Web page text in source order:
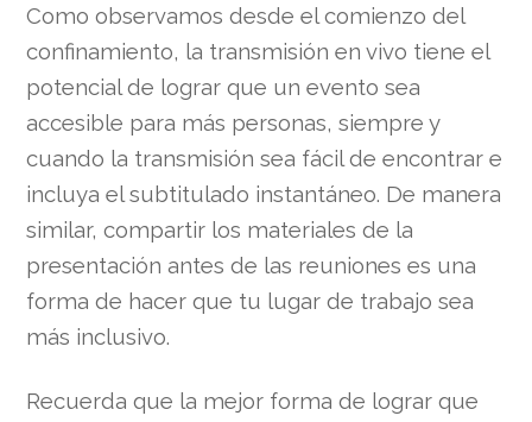
Como observamos desde el comienzo del
confinamiento, la transmisión en vivo tiene el
potencial de lograr que un evento sea
accesible para más personas, siempre y
cuando la transmisión sea fácil de encontrar e
incluya el subtitulado instantáneo. De manera
similar, compartir los materiales de la
presentación antes de las reuniones es una
forma de hacer que tu lugar de trabajo sea
más inclusivo.
Recuerda que la mejor forma de lograr que